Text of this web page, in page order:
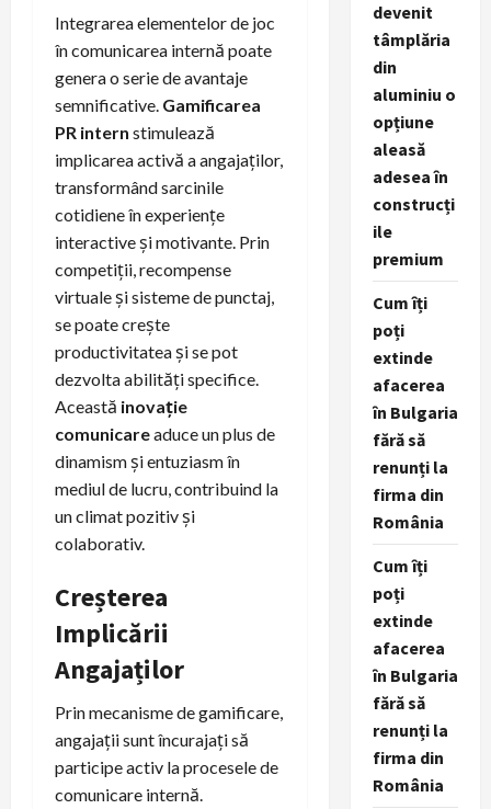
Integrarea elementelor de joc
în comunicarea internă poate
genera o serie de avantaje
semnificative. Gamificarea
PR intern stimulează
implicarea activă a angajaților,
transformând sarcinile
cotidiene în experiențe
interactive și motivante. Prin
competiții, recompense
virtuale și sisteme de punctaj,
se poate crește
productivitatea și se pot
dezvolta abilități specifice.
Această inovație
comunicareaduce un plus de
dinamism și entuziasm în
mediul de lucru, contribuind la
un climat pozitiv și
colaborativ.
Creșterea
Implicării
Angajaților
Prin mecanisme de gamificare,
angajații sunt încurajați să
participe activ la procesele de
comunicare internă.
devenit
tâmplăria
din
aluminiu o
opțiune
aleasă
adesea în
construcți
ile
premium
Cum îți
poți
extinde
afacerea
în Bulgaria
fără să
renunți la
firma din
România
Cum îți
poți
extinde
afacerea
în Bulgaria
fără să
renunți la
firma din
România